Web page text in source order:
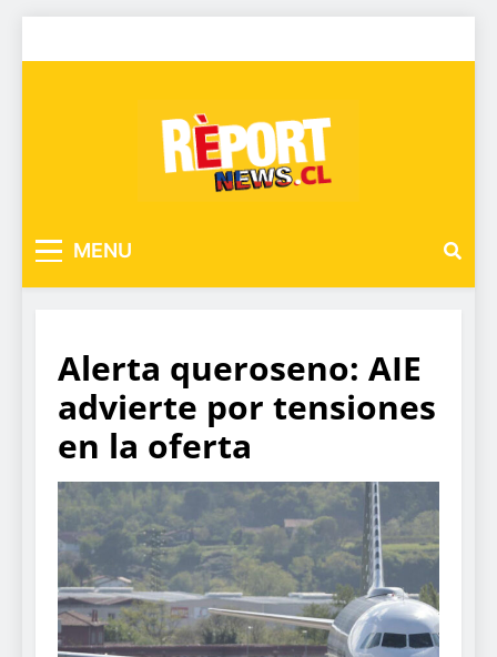
MENU
Alerta queroseno: AIE
advierte por tensiones
en la oferta